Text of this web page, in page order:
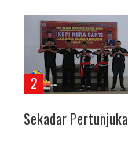
Sekadar